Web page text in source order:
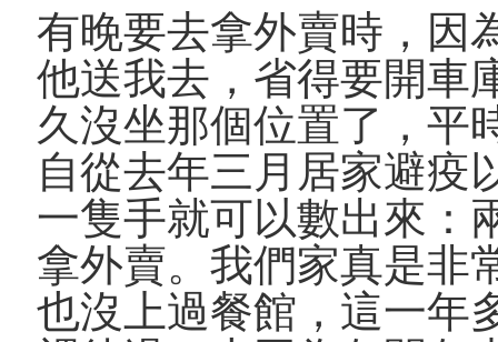
有晚要去拿外賣時，因
他送我去，省得要開車
久沒坐那個位置了，平
自從去年三月居家避疫
一隻手就可以數出來：
拿外賣。我們家真是非
也沒上過餐館，這一年